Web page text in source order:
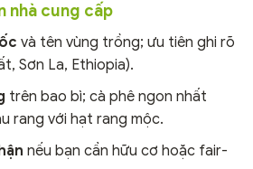
nhà cung cấp
và tên vùng trồng; ưu tiên ghi rõ
Sơn La, Ethiopia).
trên bao bì; cà phê ngon nhất
rang với hạt rang mộc.
nếu bạn cần hữu cơ hoặc fair-